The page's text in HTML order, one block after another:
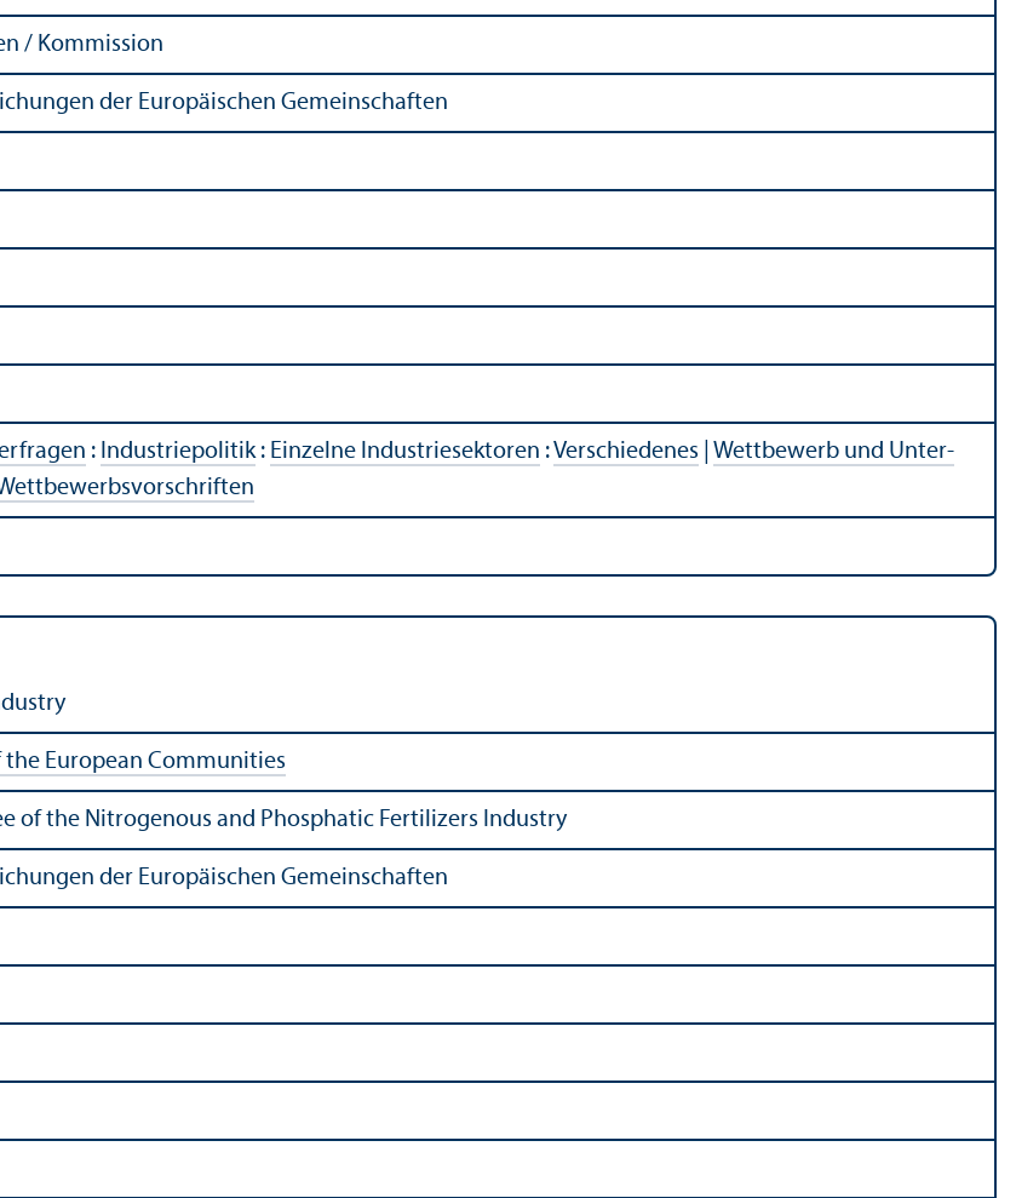
/ Kommission
der Europäischen Gemeinschaften
: Industriepolitik: Einzelne Industriesektoren :Verschiedenes
Wettbewerb und Unter­
European Communities
of the Nitrogenous and Phosphatic Fertilizers Industry
der Europäischen Gemeinschaften